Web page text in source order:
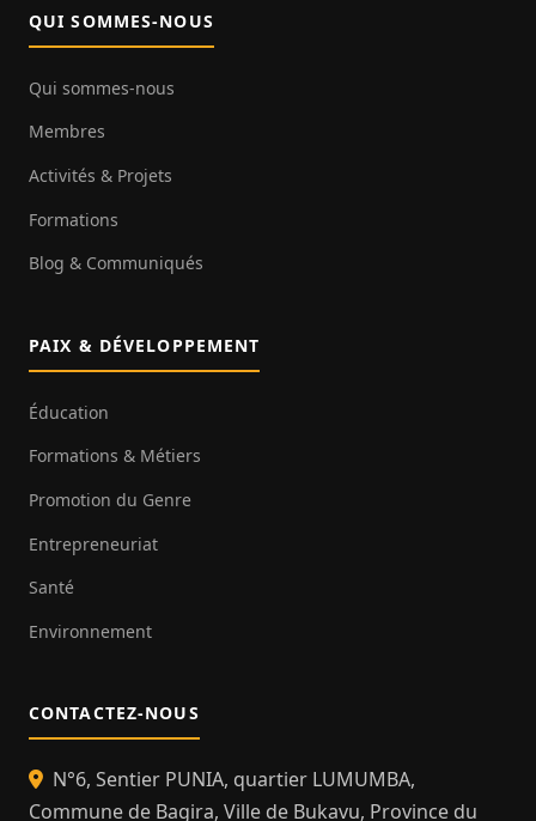
QUI SOMMES-NOUS
Qui sommes-nous
Membres
Activités & Projets
Formations
Blog & Communiqués
PAIX & DÉVELOPPEMENT
Éducation
Formations & Métiers
Promotion du Genre
Entrepreneuriat
Santé
Environnement
CONTACTEZ-NOUS
N°6, Sentier PUNIA, quartier LUMUMBA,
Commune de Bagira, Ville de Bukavu, Province du